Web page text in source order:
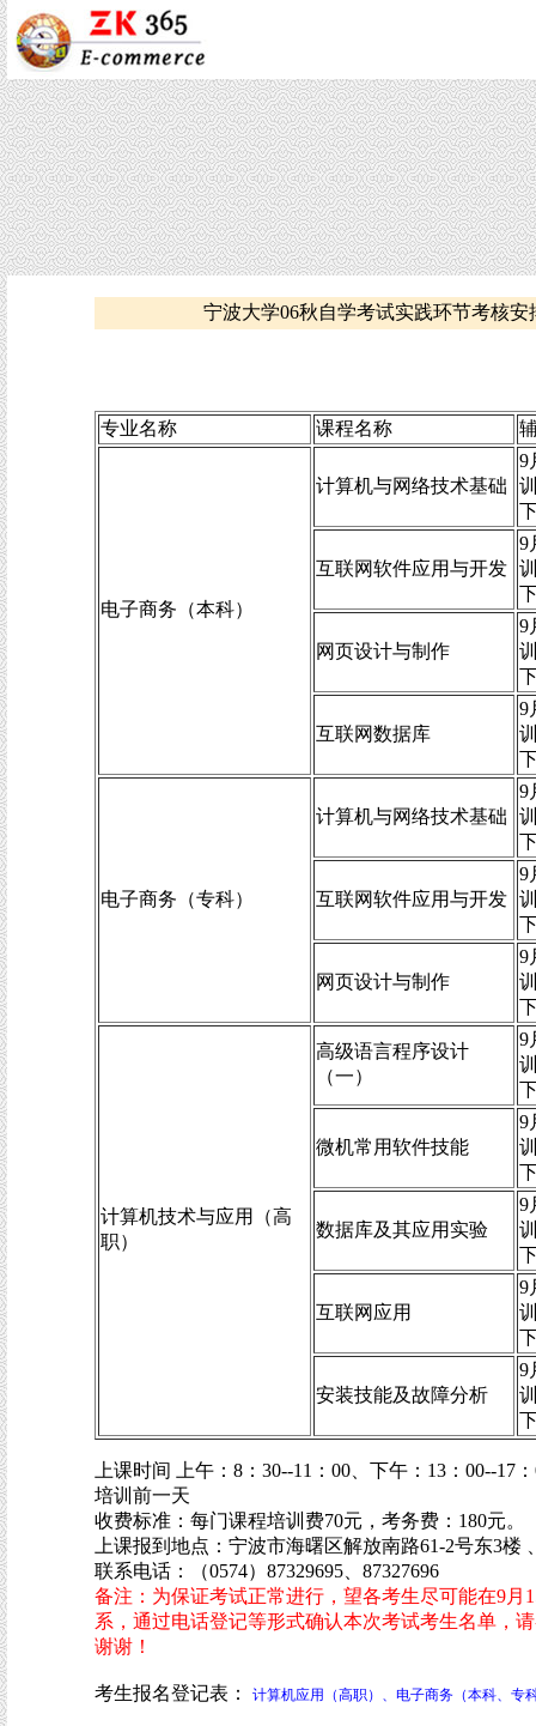
宁波大学06秋自学考试实践环节考核安
专业名称 课程名称
电子商务（本科）
计算机与网络技术基础
9
互联网软件应用与开发
9
网页设计与制作
9
互联网数据库
9
电子商务（专科）
计算机与网络技术基础
9
互联网软件应用与开发
9
网页设计与制作
9
计算机技术与应用（高
职）
高级语言程序设计
（一）
9
微机常用软件技能
9
数据库及其应用实验
9
互联网应用
9
安装技能及故障分析
9
上课时间 上午：8：30--11：00、下午：13：00--17
培训前一天
收费标准：每门课程培训费70元，考务费：180元。
上课报到地点：宁波市海曙区解放南路61-2号东3楼
联系电话：（0574）87329695、87327696
备注：为保证考试正常进行，望各考生尽可能在9月
系，通过电话登记等形式确认本次考试考生名单，
谢谢！
考生报名登记表： 计算机应用（高职）、电子商务（本科、专